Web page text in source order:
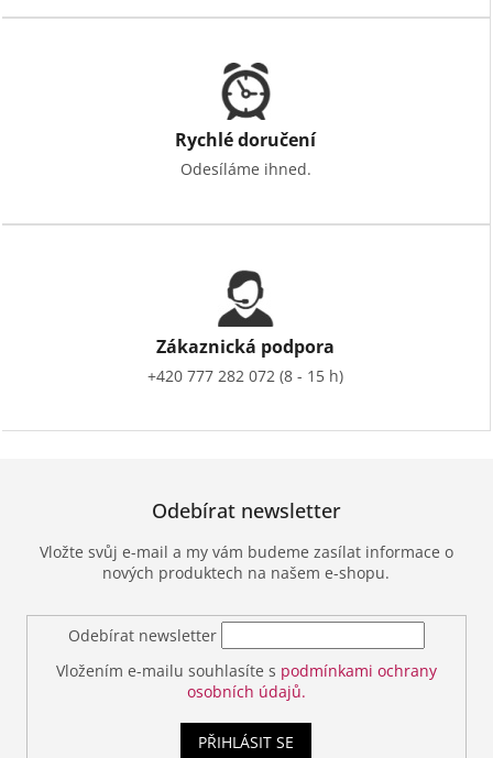
Rychlé doručení
Odesíláme ihned.
Zákaznická podpora
+420 777 282 072 (8 - 15 h)
Odebírat newsletter
Vložte svůj e-mail a my vám budeme zasílat informace o
nových produktech na našem e-shopu.
Odebírat newsletter
Vložením e-mailu souhlasíte s podmínkami ochrany
osobních údajů.
PŘIHLÁSIT SE